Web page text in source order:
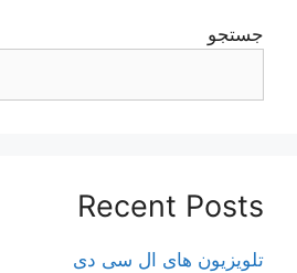
جستجو
Recent Posts
تلویزیون های ال سی دی